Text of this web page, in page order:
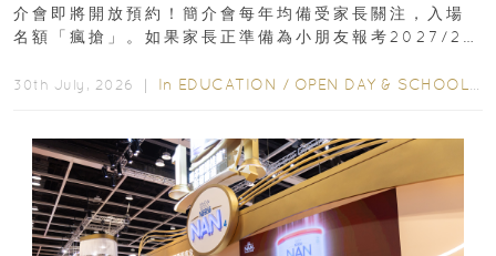
介會即將開放預約！簡介會每年均備受家長關注，入場
名額「瘋搶」。如果家長正準備為小朋友報考2027/28
30th July, 2026 ｜ In EDUCATION / OPEN DAY & SCHOOL EVENTS